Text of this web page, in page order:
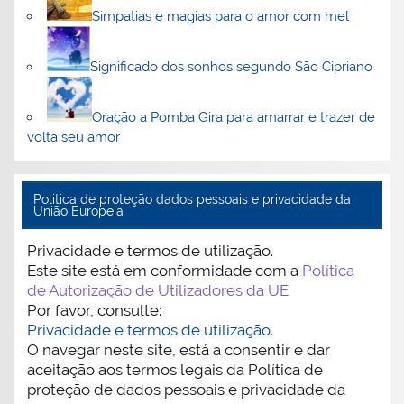
Simpatias e magias para o amor com mel
Significado dos sonhos segundo São Cipriano
Oração a Pomba Gira para amarrar e trazer de
volta seu amor
Politica de proteção dados pessoais e privacidade da
União Europeia
Privacidade e termos de utilização.
Este site está em conformidade com a Política
de Autorização de Utilizadores da UE
Por favor, consulte:
Privacidade e termos de utilização.
O navegar neste site, está a consentir e dar
aceitação aos termos legais da Política de
proteção de dados pessoais e privacidade da